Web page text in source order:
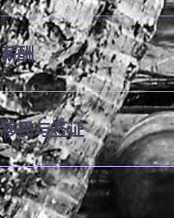
薪酬
移民与签证